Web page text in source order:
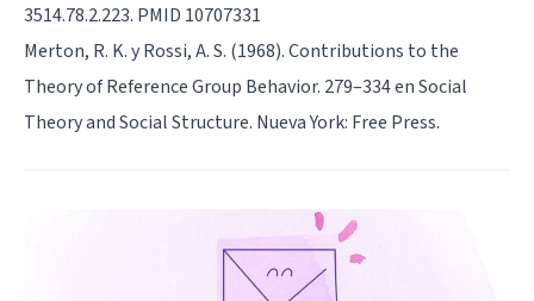
3514.78.2.223. PMID 10707331
Merton, R. K. y Rossi, A. S. (1968). Contributions to the
Theory of Reference Group Behavior. 279–334 en Social
Theory and Social Structure. Nueva York: Free Press.